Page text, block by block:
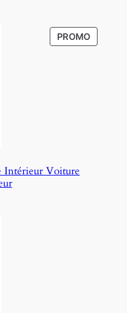
PROMOP
R
Intérieur Voiture